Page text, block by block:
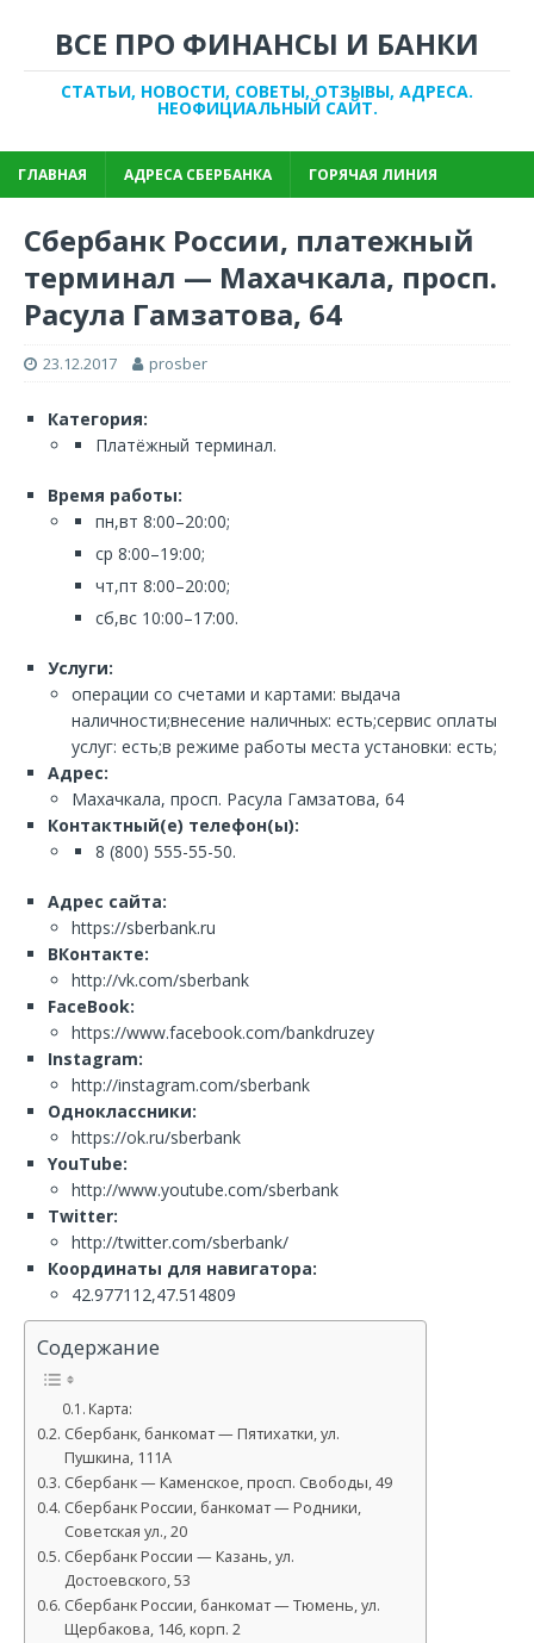
ВСЕ ПРО ФИНАНСЫ И БАНКИ
СТАТЬИ, НОВОСТИ, СОВЕТЫ, ОТЗЫВЫ, АДРЕСА.
НЕОФИЦИАЛЬНЫЙ САЙТ.
ГЛАВНАЯ АДРЕСА СБЕРБАНКА ГОРЯЧАЯ ЛИНИЯ
Сбербанк России, платежный
терминал — Махачкала, просп.
Расула Гамзатова, 64
23.12.2017 prosber
Категория:
Платёжный терминал.
Время работы:
пн,вт 8:00–20:00;
ср 8:00–19:00;
чт,пт 8:00–20:00;
сб,вс 10:00–17:00.
Услуги:
операции со счетами и картами: выдача
наличности;внесение наличных: есть;сервис оплаты
услуг: есть;в режиме работы места установки: есть;
Адрес:
Махачкала, просп. Расула Гамзатова, 64
Контактный(е) телефон(ы):
8 (800) 555-55-50.
Адрес сайта:
https://sberbank.ru
ВКонтакте:
http://vk.com/sberbank
FaceBook:
https://www.facebook.com/bankdruzey
Instagram:
http://instagram.com/sberbank
Одноклассники:
https://ok.ru/sberbank
YouTube:
http://www.youtube.com/sberbank
Twitter:
http://twitter.com/sberbank/
Координаты для навигатора:
42.977112,47.514809
Содержание
Карта:
Сбербанк, банкомат — Пятихатки, ул.
Пушкина, 111А
Сбербанк — Каменское, просп. Свободы, 49
Сбербанк России, банкомат — Родники,
Советская ул., 20
Сбербанк России — Казань, ул.
Достоевского, 53
Сбербанк России, банкомат — Тюмень, ул.
Щербакова, 146, корп. 2